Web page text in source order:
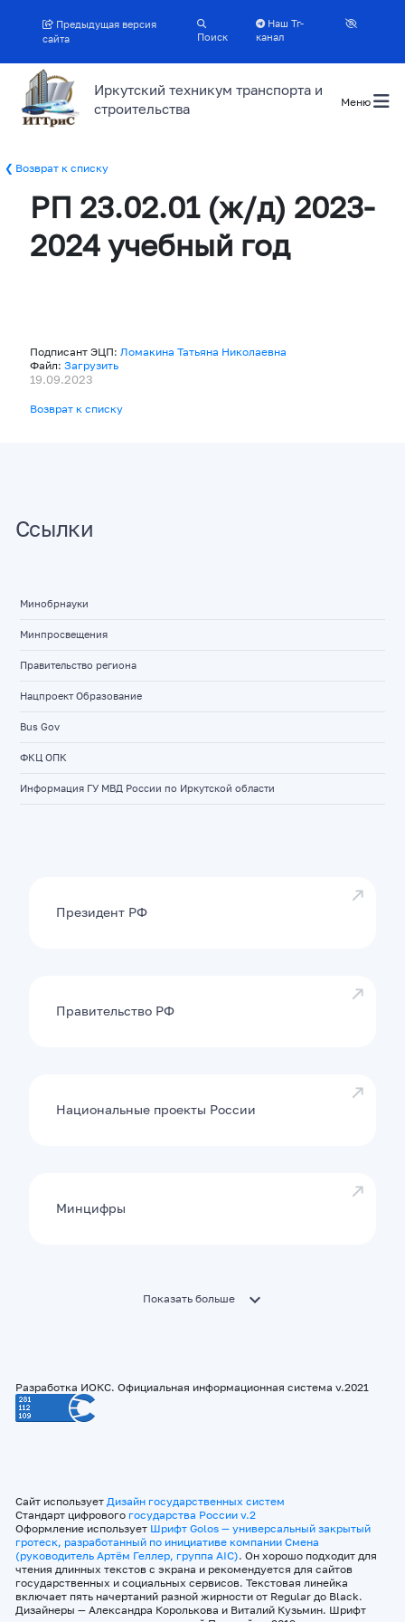
Предыдущая версия
сайта
Поиск
Наш Тг-
канал
Иркутский техникум транспорта и
строительства
Меню
Возврат к списку
РП 23.02.01 (ж/д) 2023-
2024 учебный год
Подписант ЭЦП: Ломакина Татьяна Николаевна
Файл: Загрузить
19.09.2023
Возврат к списку
Ссылки
Минобрнауки
Минпросвещения
Правительство региона
Нацпроект Образование
Bus Gov
ФКЦ ОПК
Информация ГУ МВД России по Иркутской области
Президент РФ
Правительство РФ
Национальные проекты России
Минцифры
Показать больше
Разработка ИОКС. Официальная информационная система v.2021
Сайт использует Дизайн государственных систем
Стандарт цифрового государства России v.2
Оформление использует Шрифт Golos — универсальный закрытый
гротеск, разработанный по инициативе компании Смена
(руководитель Артём Геллер, группа AIC). Он хорошо подходит для
чтения длинных текстов с экрана и рекомендуется для сайтов
государственных и социальных сервисов. Текстовая линейка
включает пять начертаний разной жирности от Regular до Black.
Дизайнеры — Александра Королькова и Виталий Кузьмин. Шрифт